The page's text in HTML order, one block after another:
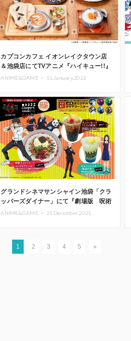
カプコンカフェ イオンレイクタウン店
＆池袋店にてTVアニメ『ハイキュー!!』
コラボメニュー登場
ANIME&GAME ・ 11.January.2022
グランドシネマサンシャイン池袋「クラ
ッパーズダイナー」にて『劇場版 呪術
廻戦 ０』公開記念メニュー登場
ANIME&GAME ・ 21.December.2021
1 2 3 4 5 »